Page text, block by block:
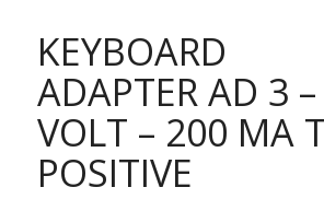
KEYBOARD
ADAPTER AD 3
VOLT – 200 MA
POSITIVE